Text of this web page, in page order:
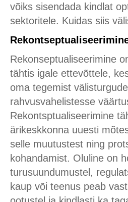
võiks sisendada kindlat
sektoritele. Kuidas siis
Rekonseptualiseerimine
tähtis igale ettevõttele,
oma tegemist
rahvusvahelistesse
Rekontsptualiseerimine
ärikeskkonna uuesti
selle muutustest ning
kohandamist. Oluline on
turusuundumustel,
kaup või teenus peab